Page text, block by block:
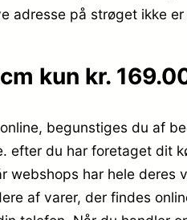
på strøget ikke
kun kr.
begunstiges du af
efter du har foretaget
har hele deres
af varer, der findes